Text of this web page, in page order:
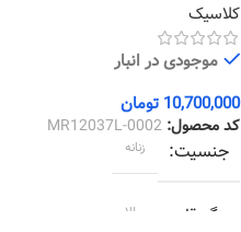
کلاسیک
موجودی در انبار
10,700,000 تومان
کد محصول: MR12037L-0002
جنسیت زنانه
رنگ قاب طلایی